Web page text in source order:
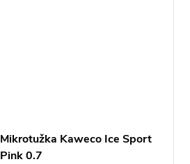
Mikrotužka Kaweco Ice Sport
Pink 0.7